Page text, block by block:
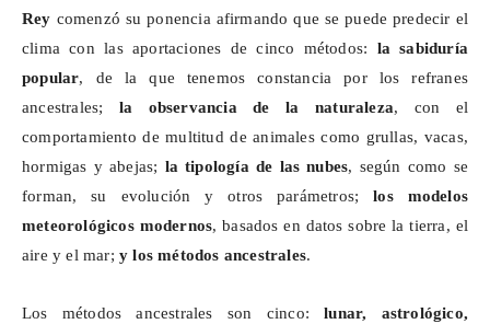
Rey comenzó su ponencia afirmando que se puede predecir el
clima con las aportaciones de cinco métodos: la sabiduría
popular, de la que tenemos constancia por los refranes
ancestrales; la observancia de la naturaleza, con el
comportamiento de multitud de animales como grullas, vacas,
hormigas y abejas; la tipología de las nubes, según como se
forman, su evolución y otros parámetros;los modelos
meteorológicos modernos, basados en datos sobre la tierra, el
aire y el mar; y los métodos ancestrales.
Los métodos ancestrales son cinco:lunar, astrológico,